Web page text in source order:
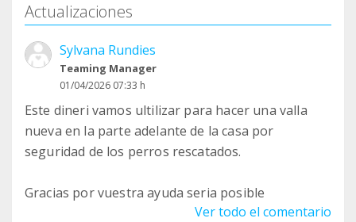
Actualizaciones
Sylvana Rundies
Teaming Manager
01/04/2026 07:33 h
Este dineri vamos ultilizar para hacer una valla
nueva en la parte adelante de la casa por
seguridad de los perros rescatados.
Gracias por vuestra ayuda seria posible
Ver todo el comentario